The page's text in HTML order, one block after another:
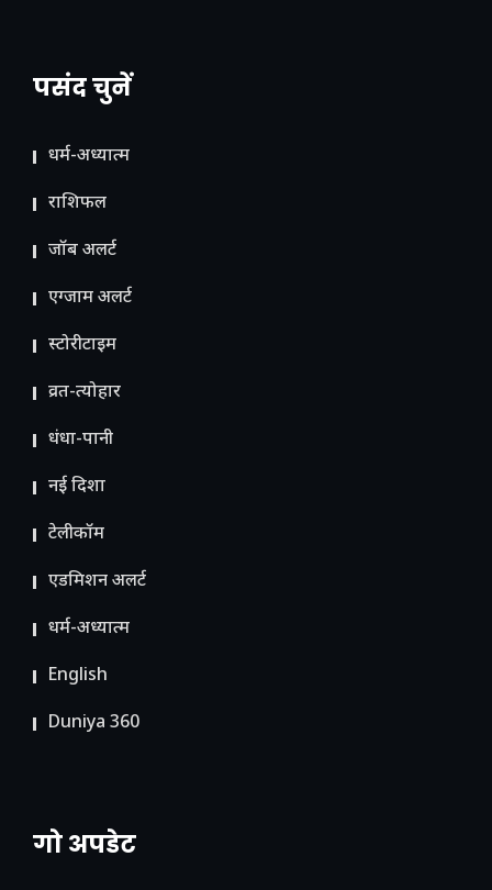
पसंद चुनें
धर्म-अध्यात्म
राशिफल
जॉब अलर्ट
एग्जाम अलर्ट
स्टोरीटाइम
व्रत-त्योहार
धंधा-पानी
नई दिशा
टेलीकॉम
ए​डमिशन अलर्ट
धर्म-अध्यात्म
English
Duniya 360
गो अपडेट